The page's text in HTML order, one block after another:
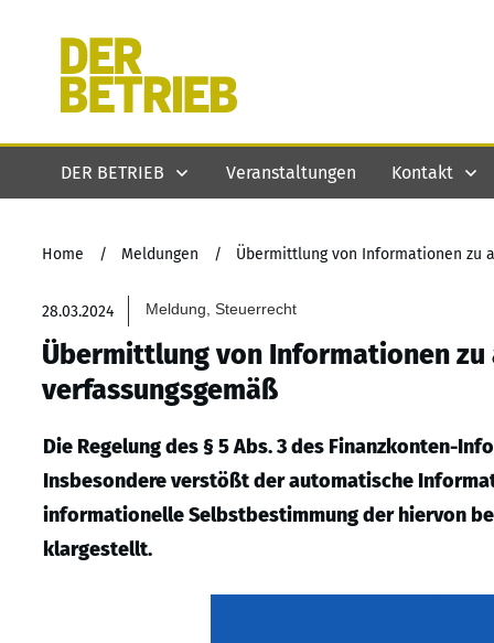
DER BETRIEB Veranstaltungen Kontakt
Home / Meldungen / Übermittlung von Informationen zu
28.03.2024 Meldung, Steuerrecht
Übermittlung von Informationen
verfassungsgemäß
Die Regelung des § 5 Abs. 3 des Finanzkonten-
Insbesondere verstößt der automatische
informationelle Selbstbestimmung der hiervon
klargestellt.